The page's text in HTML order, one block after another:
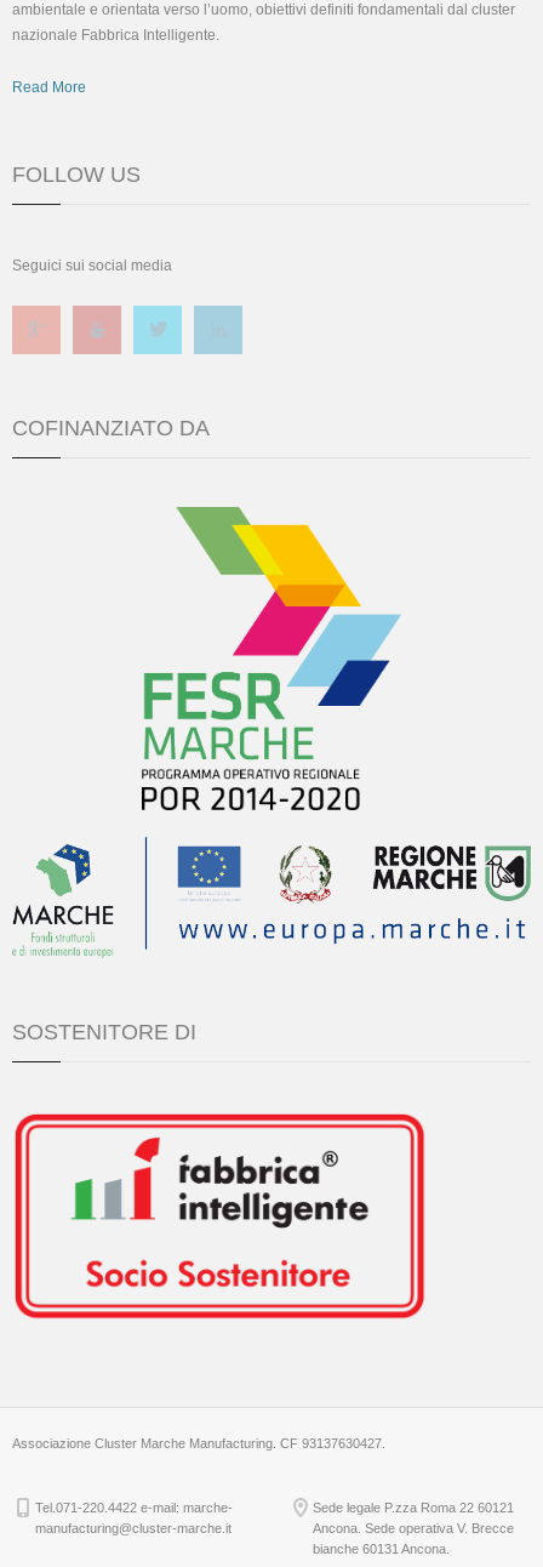
ambientale e orientata verso l’uomo, obiettivi definiti fondamentali dal cluster
nazionale Fabbrica Intelligente.
Read More
FOLLOW US
Seguici sui social media
COFINANZIATO DA
SOSTENITORE DI
Associazione Cluster Marche Manufacturing. CF 93137630427.
Tel.071-220.4422 e-mail: marche-
manufacturing@cluster-marche.it
Sede legale P.zza Roma 22 60121
Ancona. Sede operativa V. Brecce
bianche 60131 Ancona.